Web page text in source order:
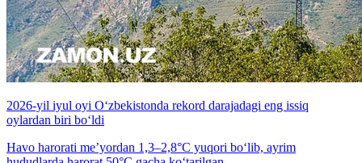
2026-yil iyul oyi O‘zbekistonda rekord darajadagi eng issiq
oylardan biri bo‘ldi
Havo harorati me’yordan 1,3–2,8°C yuqori bo‘lib, ayrim